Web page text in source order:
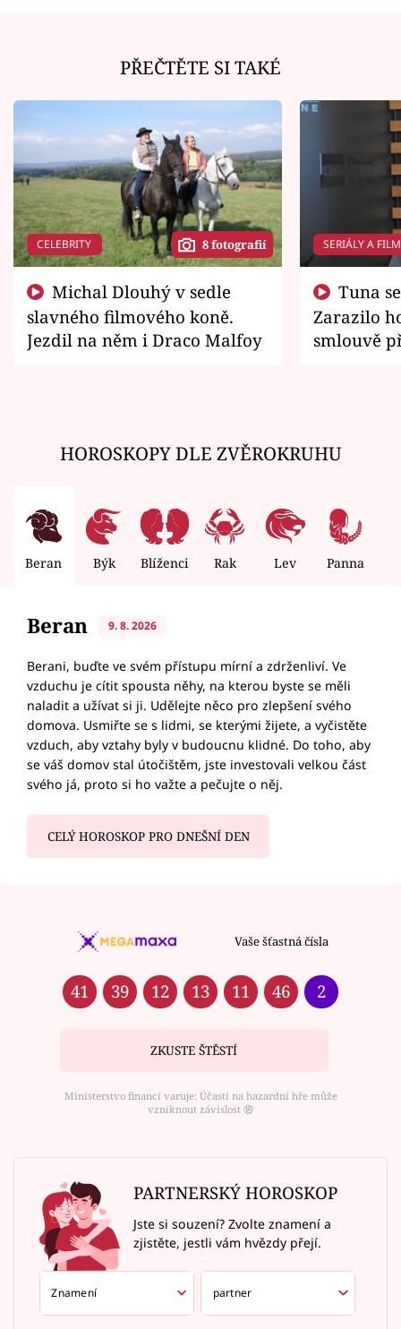
PŘEČTĚTE SI TAKÉ
CELEBRITY 8 fotografií
slavného filmového koně.
Jezdil na něm i Draco Malfoy
SERIÁLY A
Zarazilo
smlouvě
HOROSKOPY DLE ZVĚROKRUHU
Beran Býk Blíženci Rak Lev Panna
Beran 9. 8. 2026
Berani, buďte ve svém přístupu mírní a zdrženliví. Ve
vzduchu je cítit spousta něhy, na kterou byste se měli
naladit a užívat si ji. Udělejte něco pro zlepšení svého
domova. Usmiřte se s lidmi, se kterými žijete, a vyčistěte
vzduch, aby vztahy byly v budoucnu klidné. Do toho, aby
se váš domov stal útočištěm, jste investovali velkou část
svého já, proto si ho važte a pečujte o něj.
CELÝ HOROSKOP PRO DNEŠNÍ DEN
Vaše šťastná čísla
41 39 12 13 11 46 2
ZKUSTE ŠTĚSTÍ
Ministerstvo financí varuje: Účastí na hazardní hře může
vzniknout závislost ⑱
PARTNERSKÝ HOROSKOP
Jste si souzení? Zvolte znamení a
zjistěte, jestli vám hvězdy přejí.